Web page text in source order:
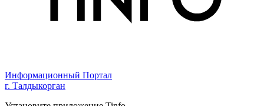
Информационный Портал
г. Талдыкорган